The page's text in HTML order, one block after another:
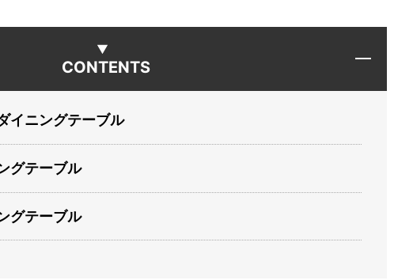
CONTENTS
イニングテーブル
グテーブル
グテーブル